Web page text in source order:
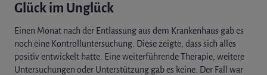
Glück im Unglück
Einen Monat nach der Entlassung aus dem Krankenhaus gab es
noch eine Kontrolluntersuchung. Diese zeigte, dass sich alles
positiv entwickelt hatte. Eine weiterführende Therapie, weitere
Untersuchungen oder Unterstützung gab es keine. Der Fall war